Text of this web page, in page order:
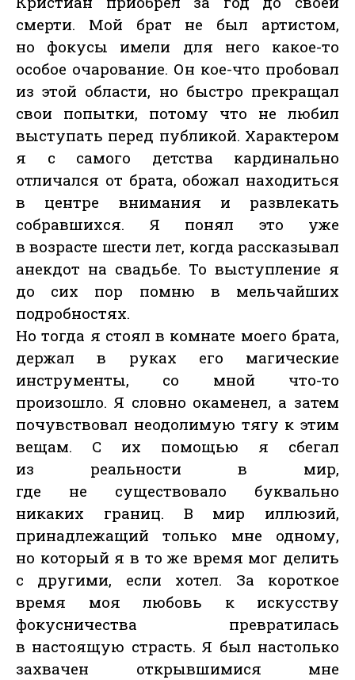
смерти. Мой брат не был артистом,
но фокусы имели для него какое-то
особое очарование. Он кое-что пробовал
из этой области, но быстро прекращал
свои попытки, потому что не любил
выступать перед публикой. Характером
я с самого детства кардинально
отличался от брата, обожал находиться
в центре внимания и развлекать
собравшихся. Я понял это уже
в возрасте шести лет, когда рассказывал
анекдот на свадьбе. То выступление я
до сих пор помню в мельчайших
подробностях.
Но тогда я стоял в комнате моего брата,
держал в руках его магические
инструменты, со мной что-то
произошло. Я словно окаменел, а затем
почувствовал неодолимую тягу к этим
вещам. С их помощью я сбегал
из реальности в мир,
где не существовало буквально
никаких границ. В мир иллюзий,
принадлежащий только мне одному,
но который я в то же время мог делить
с другими, если хотел. За короткое
время моя любовь к искусству
фокусничества превратилась
в настоящую страсть. Я был настолько
захвачен открывшимися мне